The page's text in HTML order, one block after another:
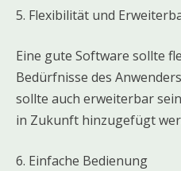
5. Flexibilität und
Eine gute Software sollte
Bedürfnisse des
sollte auch erweiterbar
in Zukunft hinzugefügt
6. Einfache Bedienung